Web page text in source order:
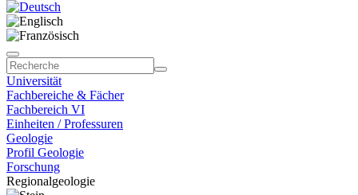
Universität
Fachbereiche & Fächer
Fachbereich VI
Einheiten / Professuren
Geologie
Profil Geologie
Forschung
Regionalgeologie